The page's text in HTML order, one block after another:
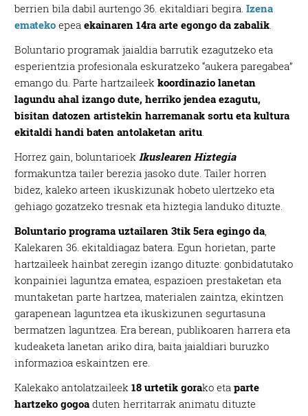
berrien bila dabil aurtengo 36. ekitaldiari begira.Izena
emateko epeaekainaren 14ra arte egongo da zabalik.
Boluntario programak jaialdia barrutik ezagutzeko eta
esperientzia profesionala eskuratzeko “aukera paregabea”
emango du. Parte hartzaileekkoordinazio lanetan
lagundu ahal izango dute, herriko jendea ezagutu,
bisitan datozen artistekin harremanak sortu eta kultura
ekitaldi handi baten antolaketan aritu.
Horrez gain, boluntarioekIkuslearen Hiztegia
formakuntza tailer berezia jasoko dute. Tailer horren
bidez, kaleko arteen ikuskizunak hobeto ulertzeko eta
gehiago gozatzeko tresnak eta hiztegia landuko dituzte.
Boluntario programa uztailaren 3tik 5era egingo da,
Kalekaren 36. ekitaldiagaz batera. Egun horietan, parte
hartzaileek hainbat zeregin izango dituzte: gonbidatutako
konpainiei laguntza ematea, espazioen prestaketan eta
muntaketan parte hartzea, materialen zaintza, ekintzen
garapenean laguntzea eta ikuskizunen segurtasuna
bermatzen laguntzea. Era berean, publikoaren harrera eta
kudeaketa lanetan ariko dira, baita jaialdiari buruzko
informazioa eskaintzen ere.
Kalekako antolatzaileek18 urtetik gorako etaparte
hartzeko gogoa duten herritarrak animatu dituzte